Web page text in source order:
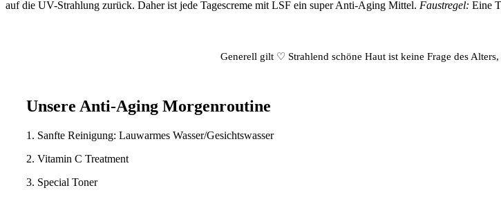
auf die UV-Strahlung zurück. Daher ist jede Tagescreme mit LSF ein super Anti-Aging Mittel. Faustregel: Eine
Generell gilt ♡ Strahlend schöne Haut ist keine Frage des
Unsere Anti-Aging Morgenroutine
1. Sanfte Reinigung: Lauwarmes Wasser/Gesichtswasser
2. Vitamin C Treatment
3. Special Toner